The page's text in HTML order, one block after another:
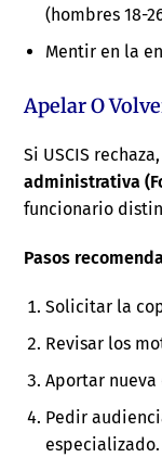
(hombres 18-
Mentir en la
Apelar O
Si USCIS
administrativa
funcionario
Pasos
Solicitar la
Revisar los
Aportar
Pedir
especializado.